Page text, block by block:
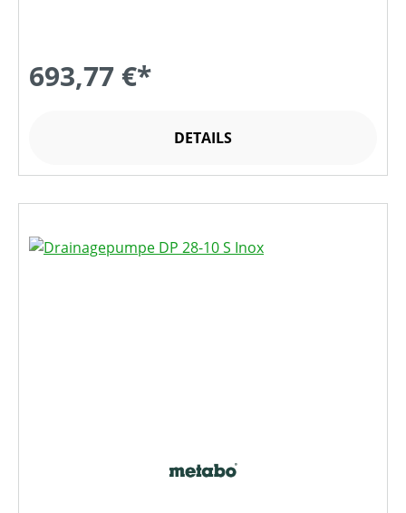
693,77 €*
DETAILS